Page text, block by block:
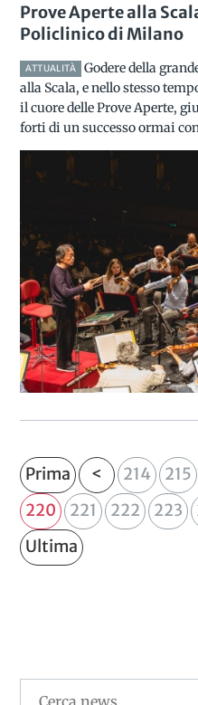
Prove Aperte alla
Policlinico di Milano
ATTUALITÀ
Godere della
alla Scala, e nello stesso
il cuore delle Prove Aperte,
forti di un successo ormai
Prima < 214 215
220
221 222 223
Ultima